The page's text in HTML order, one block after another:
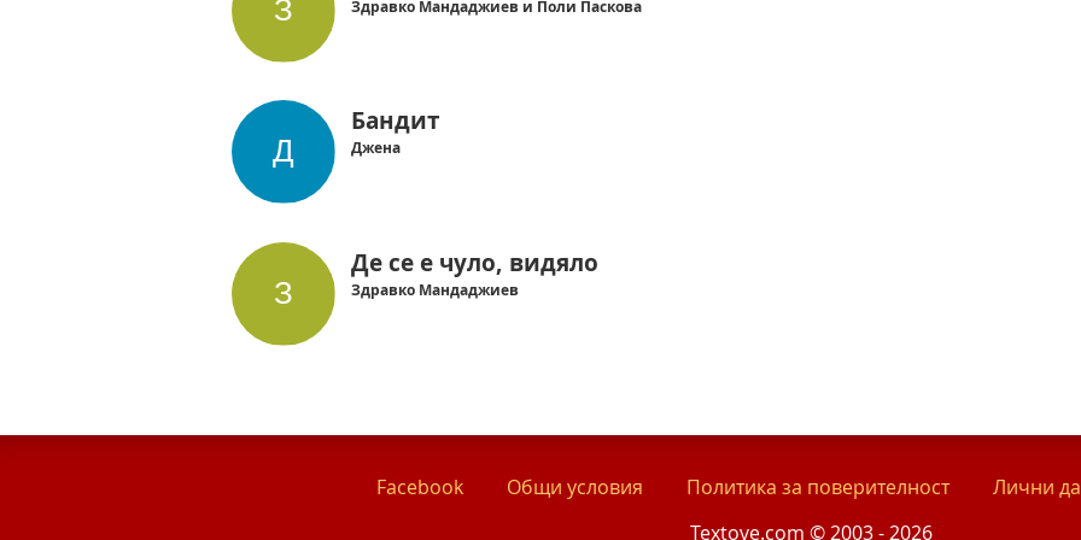
Здравко Мандаджиев и Поли Паскова
Бандит
Джена
Де се е чуло, видяло
Здравко Мандаджиев
Facebook Общи условия Политика за поверителност Лични
Textove.com © 2003 - 2026